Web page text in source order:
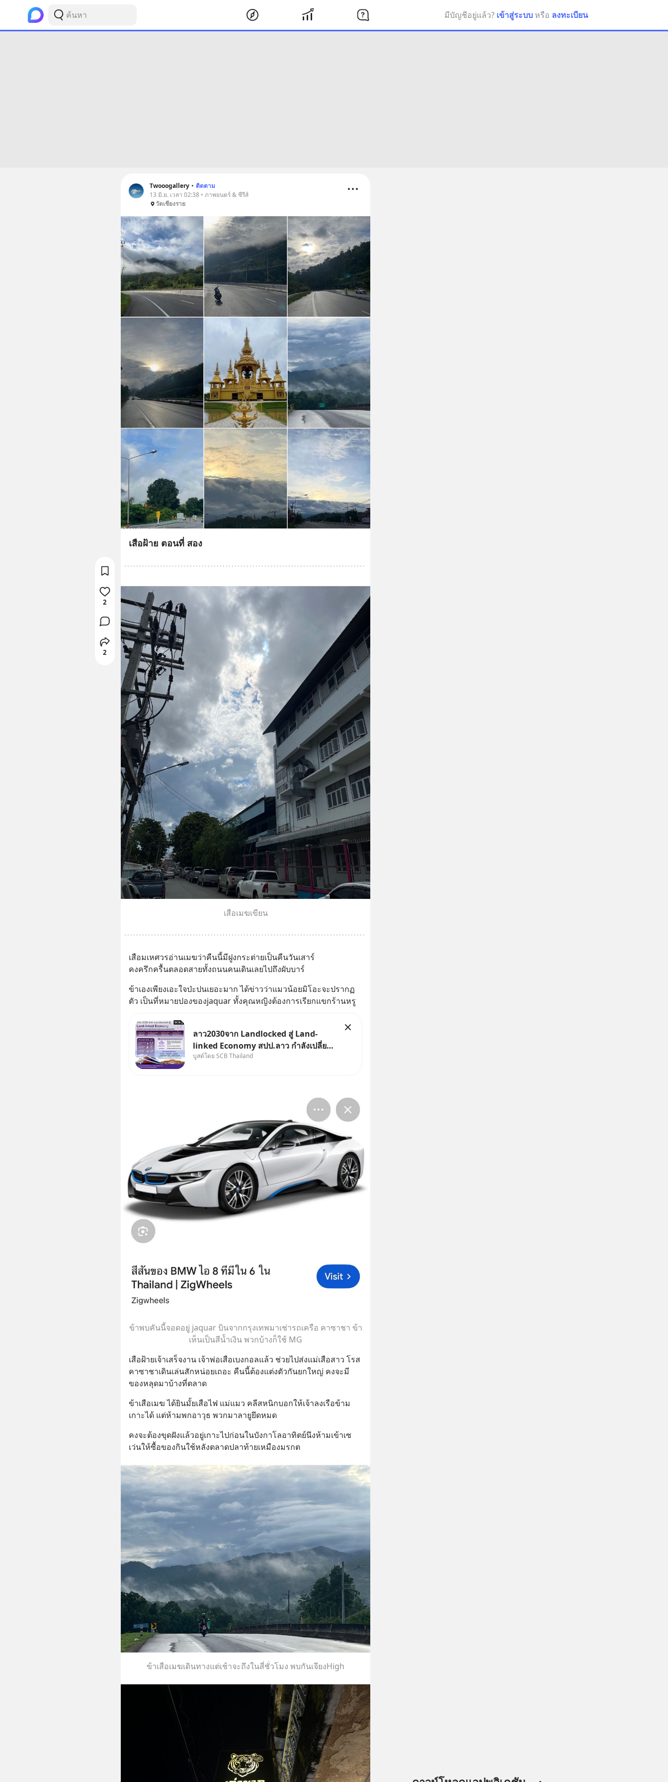
มีบัญชีอยู่แล้ว? เข้าสู่ระบบ หรือ ลงทะเบียน
Twooogallery • ติดตาม
13 มิ.ย. เวลา 02:38 • ภาพยนตร์ & ซีรีส์
วัดเชียงราย
เสือฝ้าย ตอนที่ สอง
เสือเมฆเขียน
เสือมเหศวรอ่านเมฆว่าคืนนี้มีฝูงกระต่ายเป็นคืนวันเสาร์
คงครึกครื้นตลอดสายทั้งถนนคนเดินเลยไปถึงผับบาร์
ข้าเองเพียงเอะใจป่ะปนเยอะมาก ได้ข่าวว่าแมวน้อยมิโอะจะปรากฏ
ตัว เป็นที่หมายปองของjaquar ทั้งคุณหญิงต้องการเรียกแขกร้านหรู
ลาว2030จาก Landlocked สู่ Land-
linked Economy สปป.ลาว กำลังเปลี่ยน
บทบาทจาก “ประเทศทางผ่าน” สู่
บูสต์โดย SCB Thailand
ข้าพบคันนี้จอดอยู่ jaquar บินจากกรุงเทพมาเช่ารถเครือ คาซาชา ข้า
เห็นเป็นสีน้ำเงิน พวกบ้างก็ใช้ MG
เสือฝ้ายเจ้าเสร็จงาน เจ้าพ่อเสือเบงกอลแล้ว ช่วยไปส่งแม่เสือสาว โรส
คาซาชาเดินเล่นสักหน่อยเถอะ คืนนี้ต้องแต่งตัวกันยกใหญ่ คงจะมี
ของหลุดมาบ้างที่ตลาด
ข้าเสือเมฆ ได้ยินมั้ยเสือไฟ แม่แมว คลีสหนิกบอกให้เจ้าลงเรือข้าม
เกาะได้ แต่ห้ามพกอาวุธ พวกมาลายูยึดหมด
คงจะต้องขุดฝังแล้วอยู่เกาะไปก่อนในบังกาโลอาทิตย์นึงห้ามเข้าเซ
เว่นให้ซื้อของกินใช้หลังตลาดปลาท้ายเหมืองมรกต
ข้าเสือเมฆเดินทางแต่เช้าจะถึงในสี่ชั่วโมง พบกันเจียงHigh
2
2